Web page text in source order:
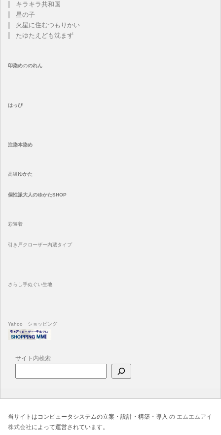
キラキラ共和国
星の子
火星に住むつもりかい
たゆたえども沈まず
印染めののれん
はっぴ
注染本染め
高級ゆかた
個性派大人のゆかたSHOP
彩遊着
引き戸クローザー内蔵タイプ
さらし手ぬぐい生地
Yahoo ショッピング
サイト内検索
当サイトはコンピュータシステムの立案・設計・構築・導入 の エムエムアイ
株式会社によって運営されています。